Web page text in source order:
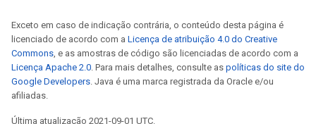
Exceto em caso de indicação contrária, o conteúdo desta página é
licenciado de acordo com a Licença de atribuição 4.0 do Creative
Commons, e as amostras de código são licenciadas de acordo com a
Licença Apache 2.0. Para mais detalhes, consulte as políticas do site do
Google Developers. Java é uma marca registrada da Oracle e/ou
afiliadas.
Última atualização 2021-09-01 UTC.